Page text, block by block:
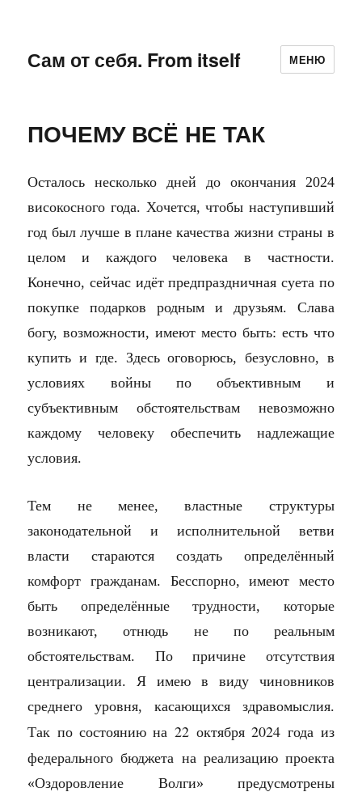
Сам от себя. From itself МЕНЮ
ПОЧЕМУ ВСЁ НЕ ТАК
Осталось несколько дней до окончания 2024
високосного года. Хочется, чтобы наступивший
год был лучше в плане качества жизни страны в
целом и каждого человека в частности.
Конечно, сейчас идёт предпраздничная суета по
покупке подарков родным и друзьям. Слава
богу, возможности, имеют место быть: есть что
купить и где. Здесь оговорюсь, безусловно, в
условиях войны по объективным и
субъективным обстоятельствам невозможно
каждому человеку обеспечить надлежащие
условия.
Тем не менее, властные структуры
законодательной и исполнительной ветви
власти стараются создать определённый
комфорт гражданам. Бесспорно, имеют место
быть определённые трудности, которые
возникают, отнюдь не по реальным
обстоятельствам. По причине отсутствия
централизации. Я имею в виду чиновников
среднего уровня, касающихся здравомыслия.
Так по состоянию на 22 октября 2024 года из
федеральногобюджета на реализацию проекта
«Оздоровление Волги» предусмотрены